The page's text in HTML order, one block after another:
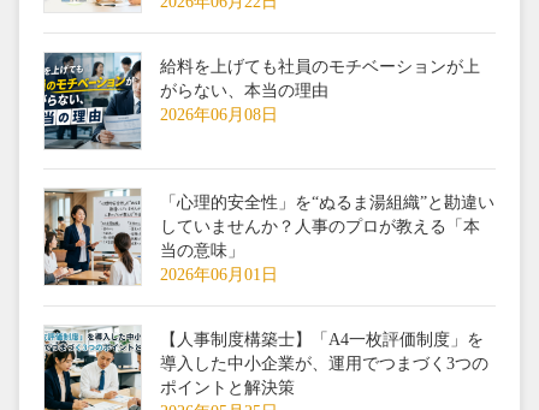
給料を上げても社員のモチベーションが上
がらない、本当の理由
2026年06月08日
「心理的安全性」を“ぬるま湯組織”と勘違い
していませんか？人事のプロが教える「本
当の意味」
2026年06月01日
【人事制度構築士】「A4一枚評価制度」を
導入した中小企業が、運用でつまづく3つの
ポイントと解決策